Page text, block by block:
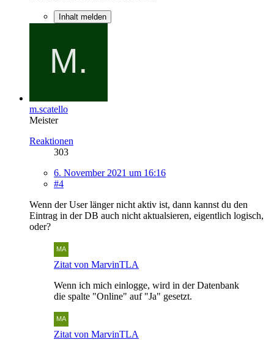
Inhalt melden
m.scatello
Meister
Reaktionen
303
6. November 2021 um 16:16
#4
Wenn der User länger nicht aktiv ist, dann kannst du den
Eintrag in der DB auch nicht aktualsieren, eigentlich logisch,
oder?
Zitat von MarvinTLA
Wenn ich mich einlogge, wird in der Datenbank
die spalte "Online" auf "Ja" gesetzt.
Zitat von MarvinTLA